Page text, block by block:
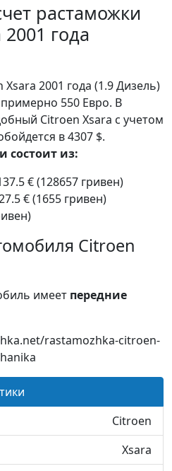
растаможки
года
2001 года (1.9 Дизель)
550 Евро. В
Citroen Xsara с учетом
в 4307 $.
состоит из:
€ (128657 гривен)
€ (1655 гривен)
Citroen
имеет передние
rastamozhka-citroen-
Citroen
Xsara